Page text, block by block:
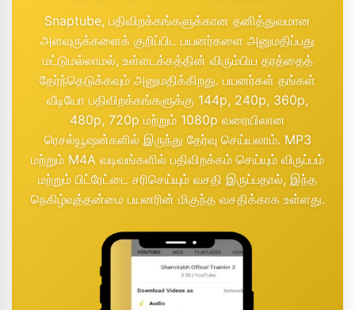
Snaptube, பதிவிறக்கங்களுக்கான தனித்துவமான
அளவுருக்களைக் குறிப்பிட பயனர்களை அனுமதிப்பது
மட்டுமல்லாமல், உள்ளடக்கத்தின் விரும்பிய தரத்தைத்
தேர்ந்தெடுக்கவும் அனுமதிக்கிறது. பயனர்கள் தங்கள்
வீடியோ பதிவிறக்கங்களுக்கு 144p, 240p, 360p,
480p, 720p மற்றும் 1080p வரையிலான
ரெசல்யூஷன்களில் இருந்து தேர்வு செய்யலாம். MP3
மற்றும் M4A வடிவங்களில் பதிவிறக்கம் செய்யும் விருப்பம்
மற்றும் பிட்ரேட்டை சரிசெய்யும் வசதி இருப்பதால், இந்த
நெகிழ்வுத்தன்மை பயனரின் மிகுந்த வசதிக்காக உள்ளது.